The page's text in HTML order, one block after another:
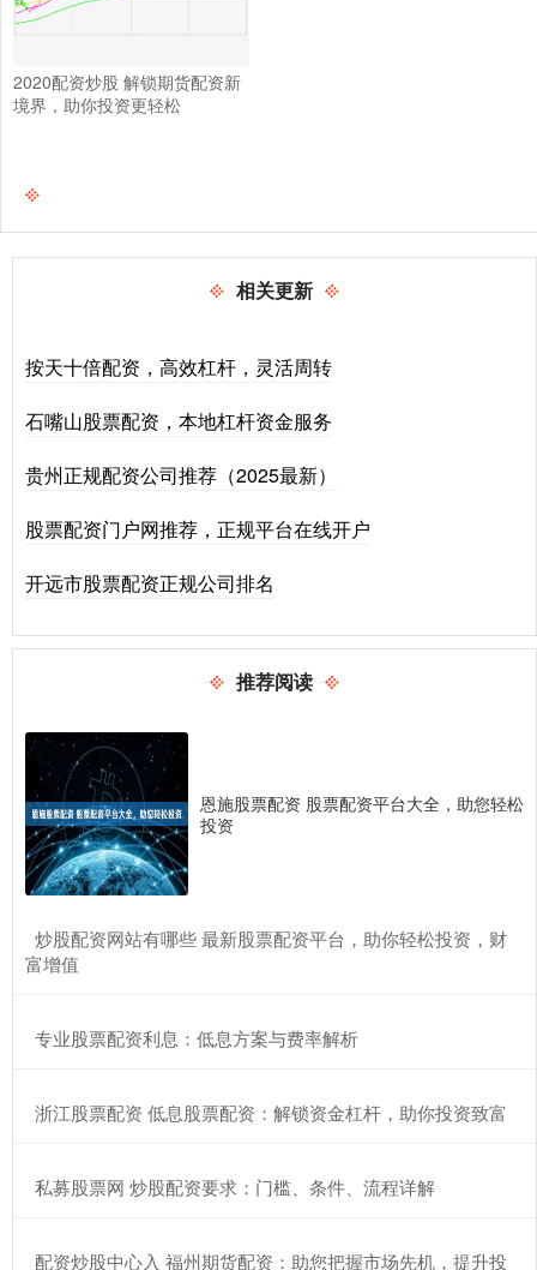
2020配资炒股 解锁期货配资新
境界，助你投资更轻松
相关更新
按天十倍配资，高效杠杆，灵活周转
石嘴山股票配资，本地杠杆资金服务
贵州正规配资公司推荐（2025最新）
股票配资门户网推荐，正规平台在线开户
开远市股票配资正规公司排名
推荐阅读
恩施股票配资 股票配资平台大全，助您轻松
投资
​炒股配资网站有哪些 最新股票配资平台，助你轻松投资，财
富增值
​专业股票配资利息：低息方案与费率解析
​浙江股票配资 低息股票配资：解锁资金杠杆，助你投资致富
​私募股票网 炒股配资要求：门槛、条件、流程详解
​配资炒股中心入 福州期货配资：助您把握市场先机，提升投